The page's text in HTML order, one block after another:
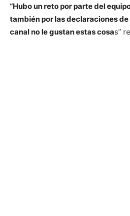
“Hubo un reto por parte del
también por las declaraciones de
canal no le gustan estas cosas”